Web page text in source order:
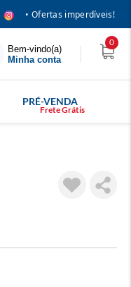
• Ofertas imperdíveis!
Bem-vindo(a)
Minha conta
0
PRÉ-VENDA